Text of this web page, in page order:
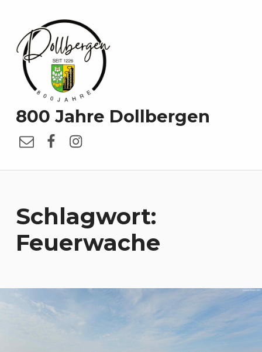
800 Jahre Dollbergen
E-MailFacebook
Instagram
Schlagwort:
Feuerwache